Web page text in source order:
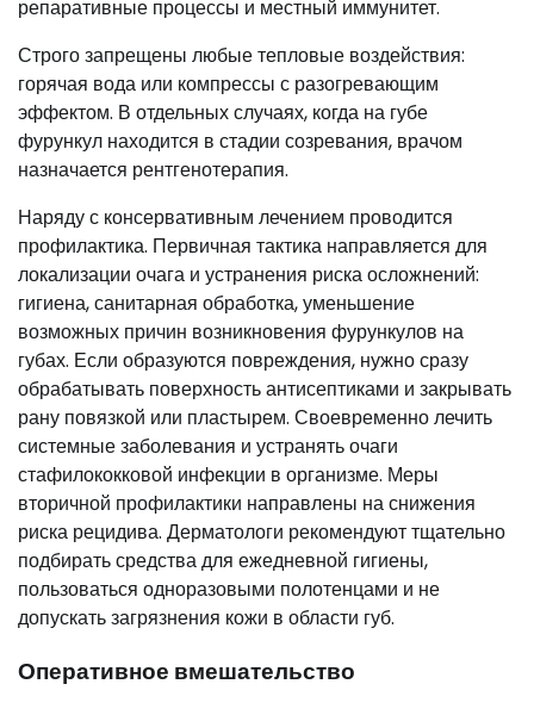
репаративные процессы и местный иммунитет.
Строго запрещены любые тепловые воздействия:
горячая вода или компрессы с разогревающим
эффектом. В отдельных случаях, когда на губе
фурункул находится в стадии созревания, врачом
назначается рентгенотерапия.
Наряду с консервативным лечением проводится
профилактика. Первичная тактика направляется для
локализации очага и устранения риска осложнений:
гигиена, санитарная обработка, уменьшение
возможных причин возникновения фурункулов на
губах. Если образуются повреждения, нужно сразу
обрабатывать поверхность антисептиками и закрывать
рану повязкой или пластырем. Своевременно лечить
системные заболевания и устранять очаги
стафилококковой инфекции в организме. Меры
вторичной профилактики направлены на снижения
риска рецидива. Дерматологи рекомендуют тщательно
подбирать средства для ежедневной гигиены,
пользоваться одноразовыми полотенцами и не
допускать загрязнения кожи в области губ.
Оперативное вмешательство